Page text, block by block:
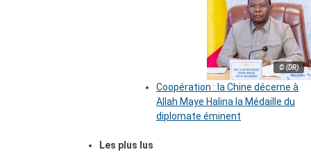
© (DR)
Coopération : la Chine décerne à
Allah Maye Halina la Médaille du
diplomate éminent
Les plus lus